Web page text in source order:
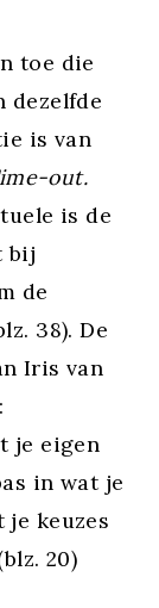
toe die
dezelfde
is van
out.
is de
bij
de
38). De
Iris van
je eigen
in wat je
je keuzes
20)